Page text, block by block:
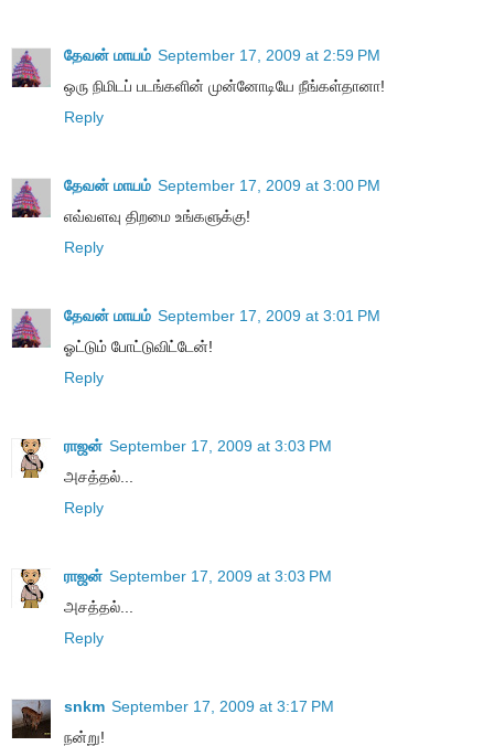
தேவன் மாயம் September 17, 2009 at 2:59 PM
ஒரு நிமிடப் படங்களின் முன்னோடியே நீங்கள்தானா!
Reply
தேவன் மாயம் September 17, 2009 at 3:00 PM
எவ்வளவு திறமை உங்களுக்கு!
Reply
தேவன் மாயம் September 17, 2009 at 3:01 PM
ஓட்டும் போட்டுவிட்டேன்!
Reply
ராஜன் September 17, 2009 at 3:03 PM
அசத்தல்...
Reply
ராஜன் September 17, 2009 at 3:03 PM
அசத்தல்...
Reply
snkm September 17, 2009 at 3:17 PM
நன்று!